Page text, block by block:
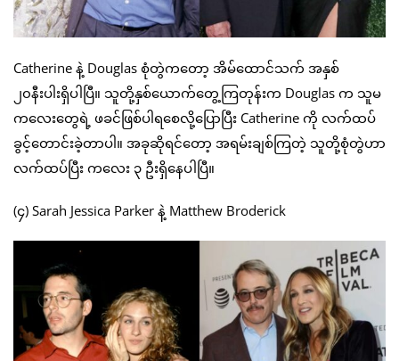
Catherine နဲ့ Douglas စုံတွဲကတော့ အိမ်ထောင်သက် အနှစ်
၂၀နီးပါးရှိပါပြီ။ သူတို့နှစ်ယောက်တွေ့ကြတုန်းက Douglas က သူမ
ကလေးတွေရဲ့ ဖခင်ဖြစ်ပါရစေလို့ပြောပြီး Catherine ကို လက်ထပ်
ခွင့်တောင်းခဲ့တာပါ။ အခုဆိုရင်တော့ အရမ်းချစ်ကြတဲ့ သူတို့စုံတွဲဟာ
လက်ထပ်ပြီး ကလေး ၃ ဦးရှိနေပါပြီ။
(၄) Sarah Jessica Parker နဲ့ Matthew Broderick